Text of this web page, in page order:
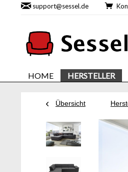
support@sessel.de
HOME HERSTELLER
Übersicht